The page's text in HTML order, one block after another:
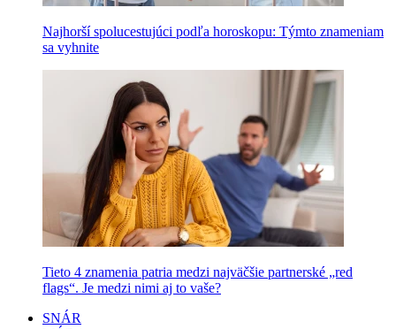
Najhorší spolucestujúci podľa horoskopu: Týmto znameniam
sa vyhnite
Tieto 4 znamenia patria medzi najväčšie partnerské „red
flags“. Je medzi nimi aj to vaše?
SNÁR